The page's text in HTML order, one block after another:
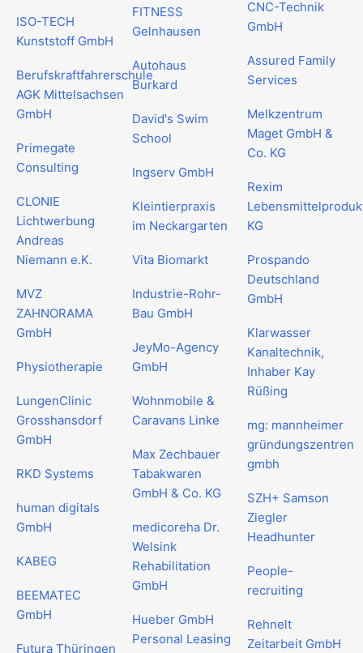
ISO-TECH
Kunststoff GmbH
Berufskraftfahrerschule
AGK Mittelsachsen
GmbH
Primegate
Consulting
CLONIE
Lichtwerbung
Andreas
Niemann e.K.
MVZ
ZAHNORAMA
GmbH
Physiotherapie
LungenClinic
Grosshansdorf
GmbH
RKD Systems
human digitals
GmbH
KABEG
BEEMATEC
GmbH
Futura Thüringen
FITNESS
Gelnhausen
Autohaus
Burkard
David's Swim
School
Ingserv GmbH
Kleintierpraxis
im Neckargarten
Vita Biomarkt
Industrie-Rohr-
Bau GmbH
JeyMo-Agency
GmbH
Wohnmobile &
Caravans Linke
Max Zechbauer
Tabakwaren
GmbH & Co. KG
medicoreha Dr.
Welsink
Rehabilitation
GmbH
Hueber GmbH
Personal Leasing
CNC-Technik
GmbH
Assured Family
Services
Melkzentrum
Maget GmbH &
Co. KG
Rexim
KG
Prospando
Deutschland
GmbH
Klarwasser
Kanaltechnik,
Inhaber Kay
Rüßing
mg: mannheimer
gründungszentren
gmbh
SZH+ Samson
Ziegler
Headhunter
People-
recruiting
Rehnelt
Zeitarbeit GmbH